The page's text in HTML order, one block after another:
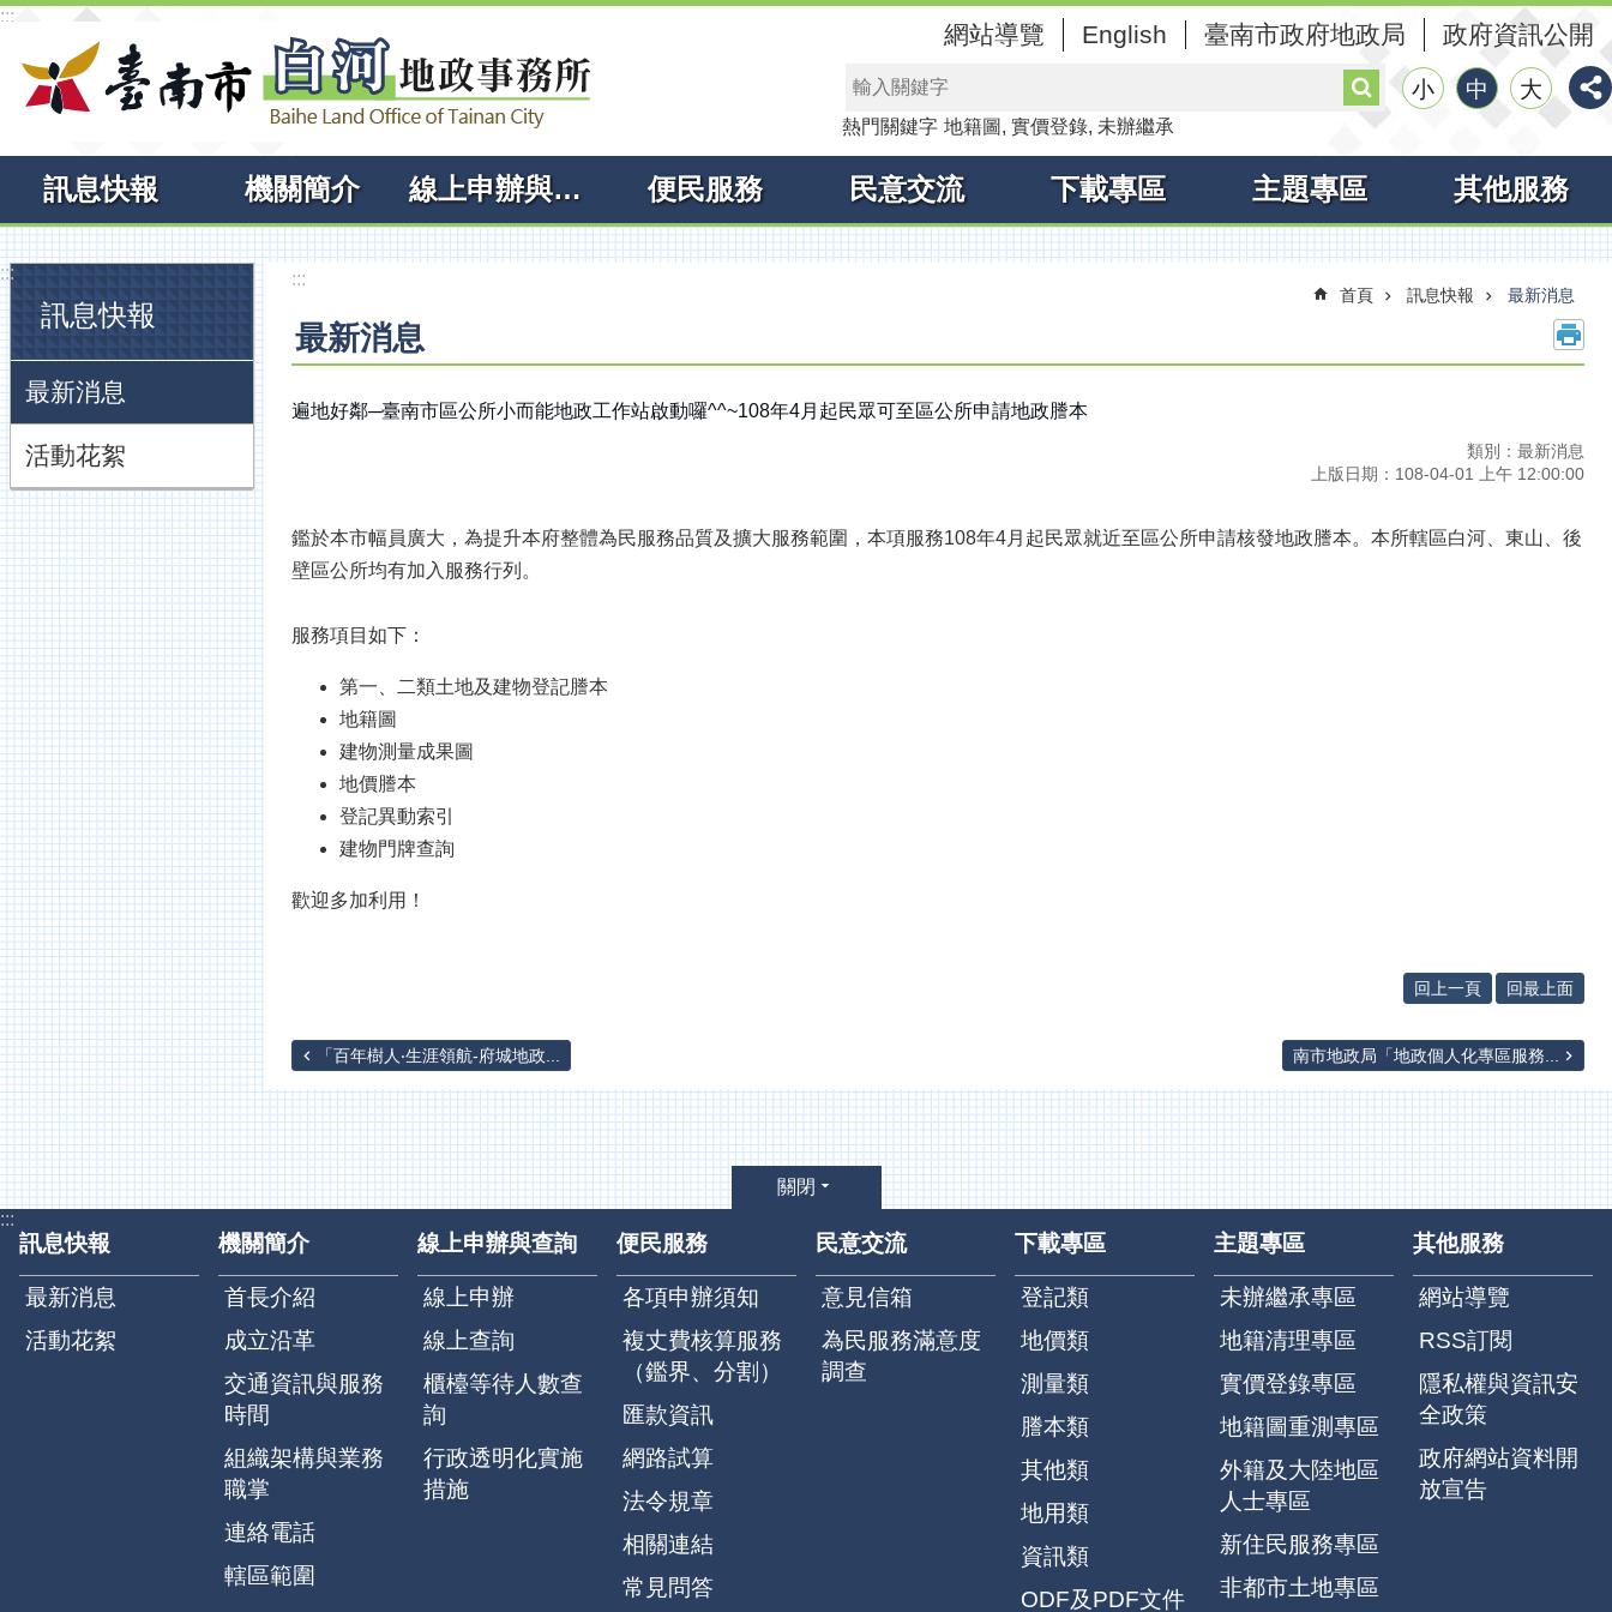
跳到主要內容區塊
:::
網站導覽 English 臺南市政府地政局 政府資訊公開
搜
尋 小 中 大
熱門關鍵字 地籍圖 實價登錄 未辦繼承
訊息快報 機關簡介 線上申辦與查詢 便民服務 民意交流 下載專區 主題專區 其他服務
:::
訊息快報
最新消息
活動花絮
:::
首頁 訊息快報 最新消息
最新消息
遍地好鄰─臺南市區公所小而能地政工作站啟動囉^^~108年4月起民眾可至區公所申請地政謄本
類別：最新消息
上版日期：108-04-01 上午 12:00:00
鑑於本市幅員廣大，為提升本府整體為民服務品質及擴大服務範圍，本項服務108年4月起民眾就近至區公所申請核發地政謄本。本所轄區白河、東山、後
壁區公所均有加入服務行列。
服務項目如下：
第一、二類土地及建物登記謄本
地籍圖
建物測量成果圖
地價謄本
登記異動索引
建物門牌查詢
歡迎多加利用！
回上一頁 回最上面
「百年樹人‧生涯領航-府城地政... 南市地政局「地政個人化專區服務...
關閉
:::
訊息快報
最新消息
活動花絮
機關簡介
首長介紹
成立沿革
交通資訊與服務
時間
組織架構與業務
職掌
連絡電話
轄區範圍
線上申辦與查詢
線上申辦
線上查詢
櫃檯等待人數查
詢
行政透明化實施
措施
便民服務
各項申辦須知
複丈費核算服務
（鑑界、分割）
匯款資訊
網路試算
法令規章
相關連結
常見問答
民意交流
意見信箱
為民服務滿意度
調查
下載專區
登記類
地價類
測量類
謄本類
其他類
地用類
資訊類
ODF及PDF文件
主題專區
未辦繼承專區
地籍清理專區
實價登錄專區
地籍圖重測專區
外籍及大陸地區
人士專區
新住民服務專區
非都市土地專區
其他服務
網站導覽
RSS訂閱
隱私權與資訊安
全政策
政府網站資料開
放宣告